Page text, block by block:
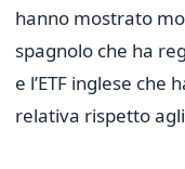
hanno mostrato
spagnolo che ha
e l’ETF inglese che
relativa rispetto